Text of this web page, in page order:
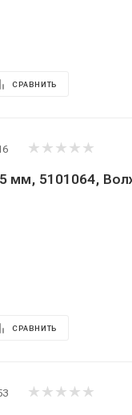
СРАВНИТЬ
мм, 5101064,
СРАВНИТЬ